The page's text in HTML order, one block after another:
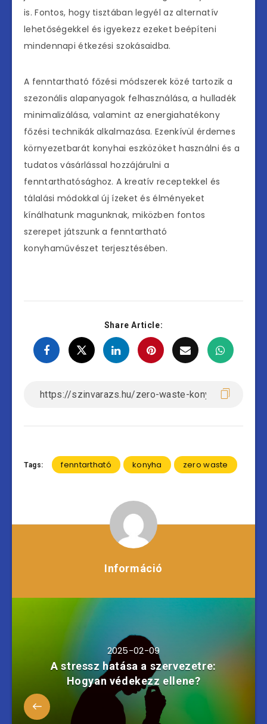
is. Fontos, hogy tisztában legyél az alternatív
lehetőségekkel és igyekezz ezeket beépíteni
mindennapi étkezési szokásaidba.
A fenntartható főzési módszerek közé tartozik a
szezonális alapanyagok felhasználása, a hulladék
minimalizálása, valamint az energiahatékony
főzési technikák alkalmazása. Ezenkívül érdemes
környezetbarát konyhai eszközöket használni és a
tudatos vásárlással hozzájárulni a
fenntarthatósághoz. A kreatív receptekkel és
tálalási módokkal új ízeket és élményeket
kínálhatunk magunknak, miközben fontos
szerepet játszunk a fenntartható
konyhaművészet terjesztésében.
Share Article:
Tags: fenntartható konyha zero waste
Információ
2025-02-09
A stressz hatása a szervezetre:
Hogyan védekezz ellene?